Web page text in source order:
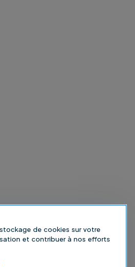
de cookies sur votre
et contribuer à nos efforts